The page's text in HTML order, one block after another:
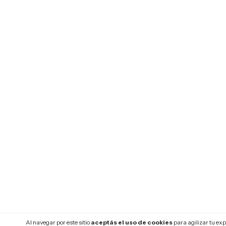
Al navegar por este sitio aceptás el uso de cookiespara agilizar tu